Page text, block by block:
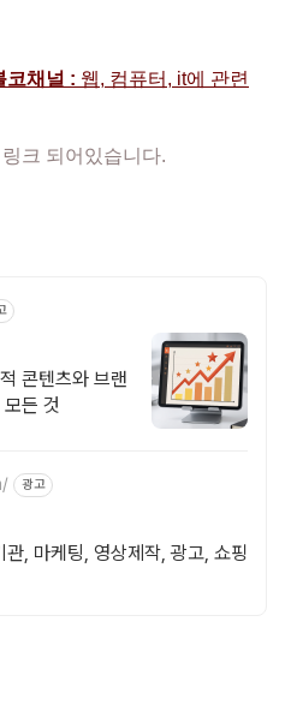
코채널 : 웹, 컴퓨터, it에 관련
링크 되어있습니다.
콘텐츠와 브랜
든 것
광고
, 마케팅, 영상제작, 광고, 쇼핑